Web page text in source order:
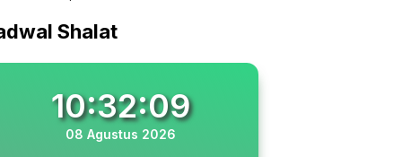
Shalat
10:32:10
08 Agustus 2026